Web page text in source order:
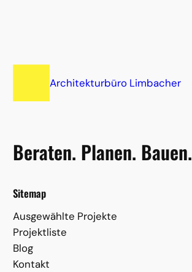
Architekturbüro Limbacher
Beraten. Planen. Bauen.
Sitemap
Ausgewählte Projekte
Projektliste
Blog
Kontakt